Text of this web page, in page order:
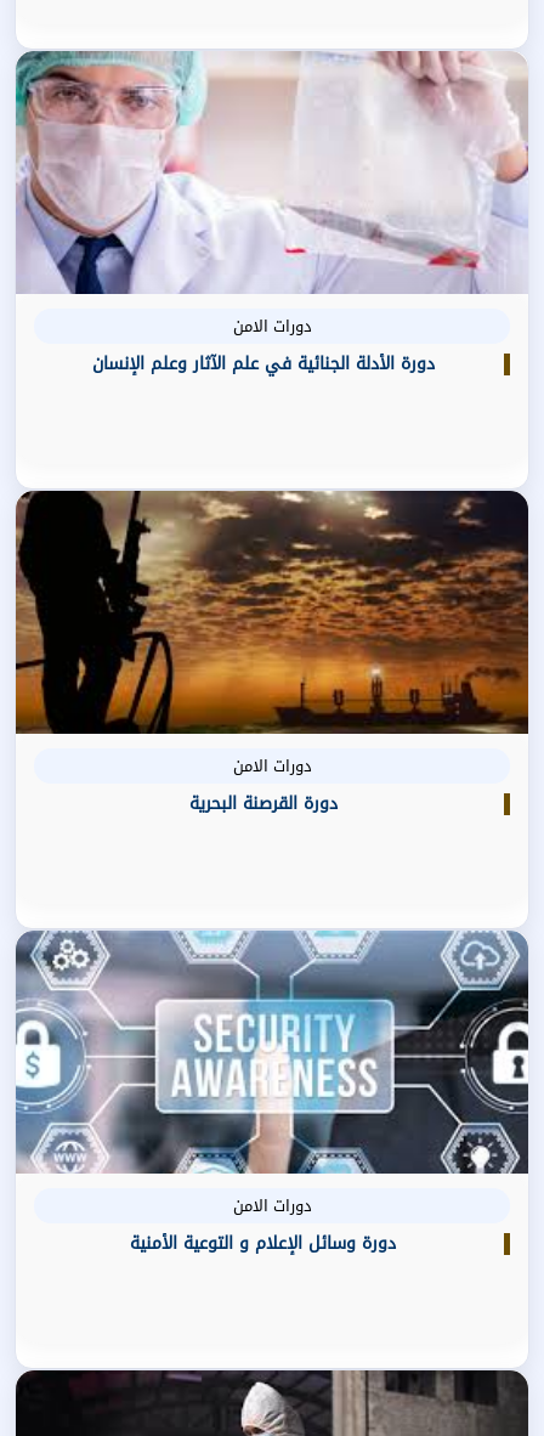
دورات الامن
دورة الأدلة الجنائية في علم الآثار وعلم الإنسان
دورات الامن
دورة القرصنة البحرية
دورات الامن
دورة وسائل الإعلام و التوعية الأمنية